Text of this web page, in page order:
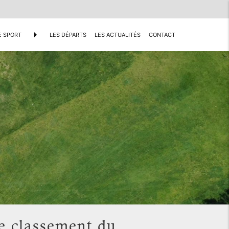
SPORT arrow_right LES DÉPARTS LES ACTUALITÉS CONTACT